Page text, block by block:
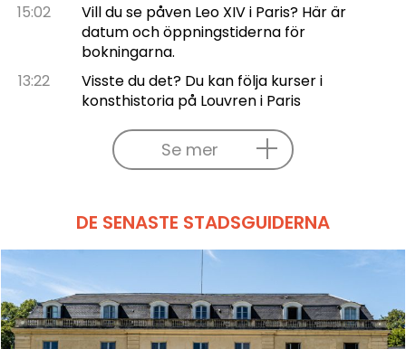
15:02
Vill du se påven Leo XIV i Paris? Här är
datum och öppningstiderna för
bokningarna.
13:22
Visste du det? Du kan följa kurser i
konsthistoria på Louvren i Paris
Se mer
DE SENASTE STADSGUIDERNA